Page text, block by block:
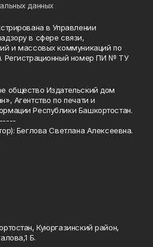
данных
в Управлении
в сфере связи,
и массовых коммуникаций по
Регистрационный номер ПИ № ТУ
общество Издательский дом
Агентство по печати и
Республики Башкортостан.
Беглова Светлана Алексеевна.
Куюргазинский район,
Б.